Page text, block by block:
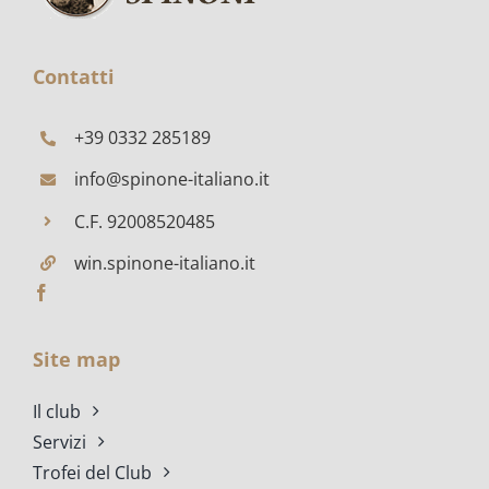
POLESINE
Contatti
+39 0332 285189
info@spinone-italiano.it
C.F. 92008520485
win.spinone-italiano.it
Site map
Il club
Servizi
Trofei del Club